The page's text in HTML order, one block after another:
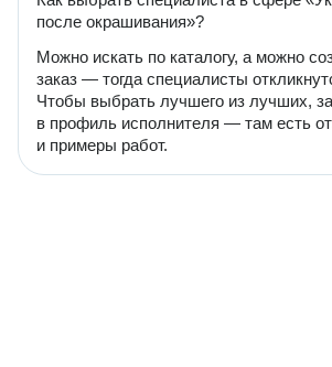
после окрашивания»?
Можно искать по каталогу, а можно
заказ — тогда специалисты
Чтобы выбрать лучшего из лучших,
в профиль исполнителя — там есть
и примеры работ.